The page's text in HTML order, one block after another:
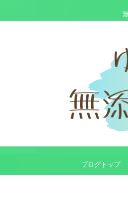
ブログトップ